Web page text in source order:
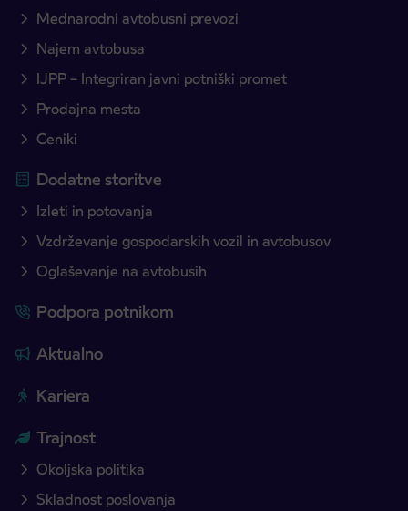
Mednarodni avtobusni prevozi
Najem avtobusa
IJPP – Integriran javni potniški promet
Prodajna mesta
Ceniki
Dodatne storitve
Izleti in potovanja
Vzdrževanje gospodarskih vozil in avtobusov
Oglaševanje na avtobusih
Podpora potnikom
Aktualno
Kariera
Trajnost
Okoljska politika
Skladnost poslovanja